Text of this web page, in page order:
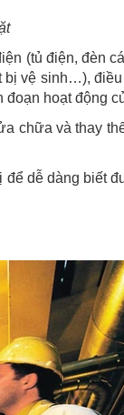
(tủ điện, đèn
vệ sinh…),
hoạt động
chữa và thay
để dễ dàng biết